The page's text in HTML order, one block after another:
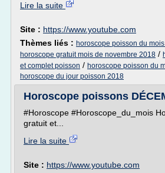
Lire la suite
Site : https://www.youtube.com
Thèmes liés : horoscope poisson du
horoscope gratuit mois de novembre 2018 /
et complet poisson / horoscope poisson du
horoscope du jour poisson 2018
Horoscope poissons
#Horoscope #Horoscope_du_mois
gratuit et...
Lire la suite
Site : https://www.youtube.com